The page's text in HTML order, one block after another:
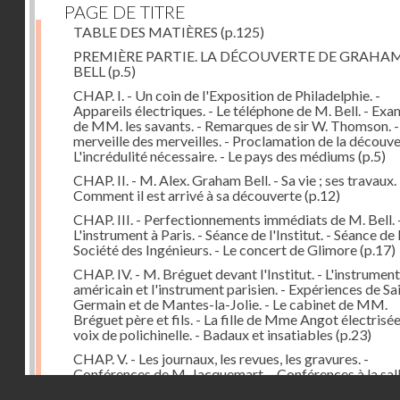
PAGE DE TITRE
TABLE DES MATIÈRES (p.125)
PREMIÈRE PARTIE. LA DÉCOUVERTE DE
BELL (p.5)
CHAP. I. - Un coin de l'Exposition de Philadelphie. -
Appareils électriques. - Le téléphone de M. Bell. -
de MM. les savants. - Remarques de sir W. Thomson.
merveille des merveilles. - Proclamation de la
L'incrédulité nécessaire. - Le pays des médiums (p.5)
CHAP. II. - M. Alex. Graham Bell. - Sa vie ; ses travaux.
Comment il est arrivé à sa découverte(p.12)
CHAP. III. - Perfectionnements immédiats de M. Bell.
L'instrument à Paris. - Séance de l'Institut. - Séance de
Société des Ingénieurs. - Le concert de Glimore(p.17)
CHAP. IV. - M. Bréguet devant l'Institut. - L'instrument
américain et l'instrument parisien. - Expériences de
Germain et de Mantes-la-Jolie. - Le cabinet de MM.
Bréguet père et fils. - La fille de Mme Angot
voix de polichinelle. - Badaux et insatiables (p.23)
CHAP. V. - Les journaux, les revues, les gravures. -
Conférences de M. Jacquemart. - Conférences à la